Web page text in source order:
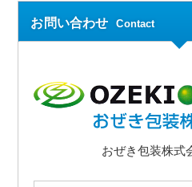
お問い合わせ Contact
おぜき包装株式